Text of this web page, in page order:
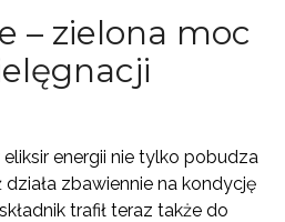
– zielona moc
energii nie tylko pobudza
działa zbawiennie na kondycję
trafił teraz także do